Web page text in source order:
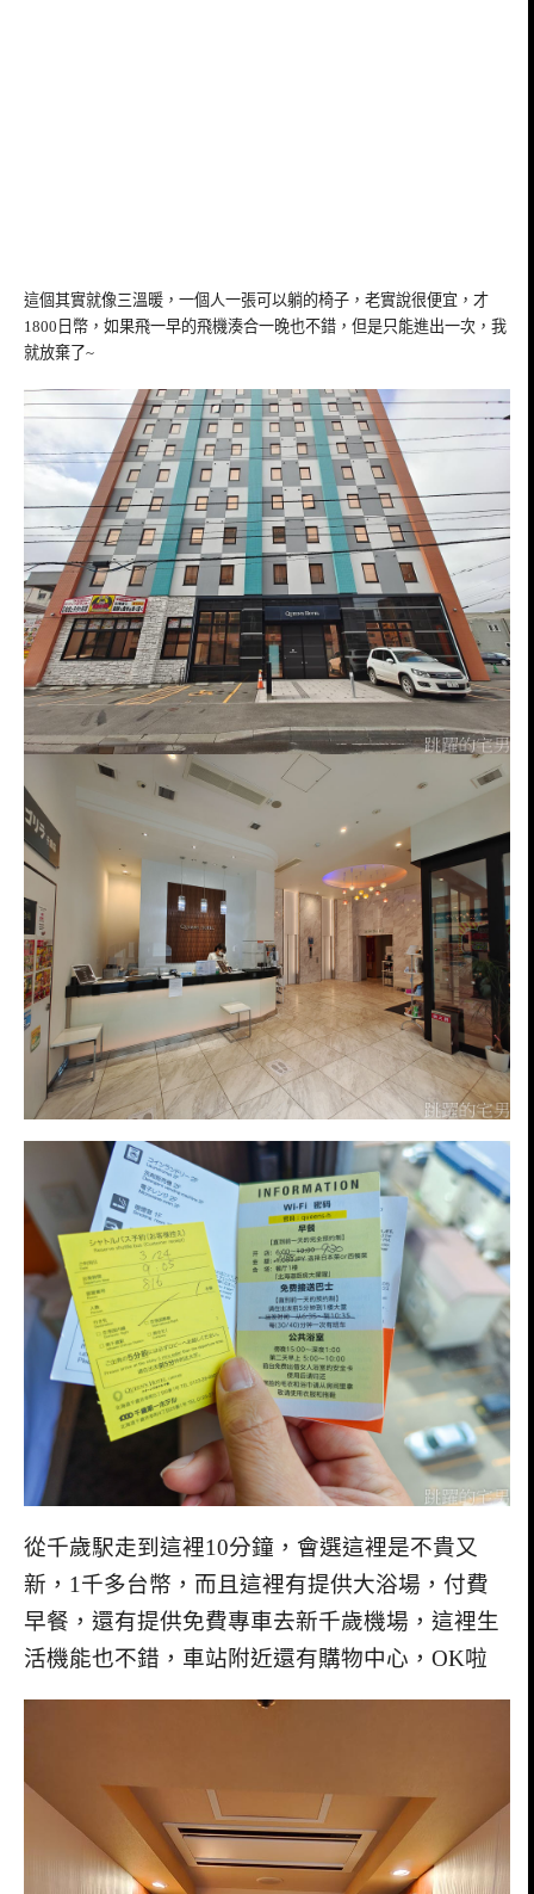
這個其實就像三溫暖，一個人一張可以躺的椅子，老實說很便宜，才
1800日幣，如果飛一早的飛機湊合一晚也不錯，但是只能進出一次，我
就放棄了~
從千歲駅走到這裡10分鐘，會選這裡是不貴又
新，1千多台幣，而且這裡有提供大浴場，付費
早餐，還有提供免費專車去新千歲機場，這裡生
活機能也不錯，車站附近還有購物中心，OK啦